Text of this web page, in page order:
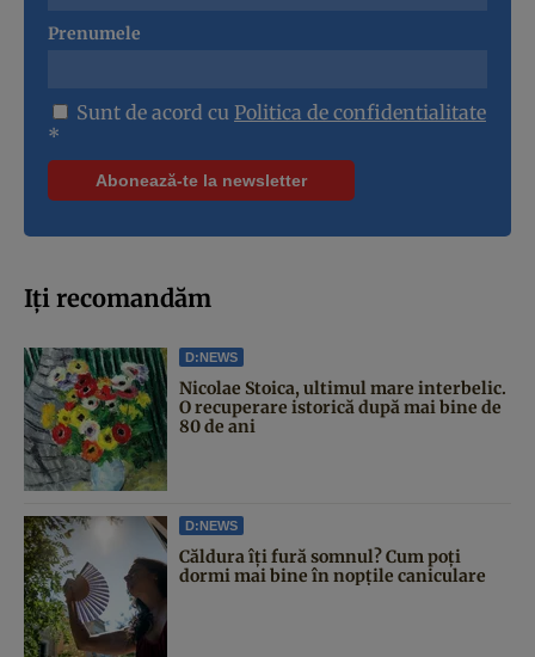
Prenumele
Sunt de acord cu Politica de confidentialitate
*
Iți recomandăm
D:NEWS
Nicolae Stoica, ultimul mare interbelic.
O recuperare istorică după mai bine de
80 de ani
D:NEWS
Căldura îți fură somnul? Cum poți
dormi mai bine în nopțile caniculare